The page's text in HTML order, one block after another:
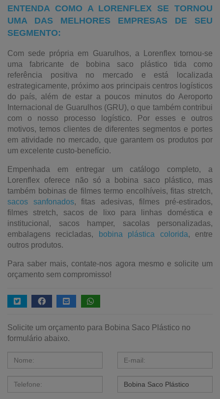
ENTENDA COMO A LORENFLEX SE TORNOU
UMA DAS MELHORES EMPRESAS DE SEU
SEGMENTO:
Com sede própria em Guarulhos, a Lorenflex tornou-se
uma fabricante de bobina saco plástico tida como
referência positiva no mercado e está localizada
estrategicamente, próximo aos principais centros logísticos
do país, além de estar a poucos minutos do Aeroporto
Internacional de Guarulhos (GRU), o que também contribui
com o nosso processo logístico. Por esses e outros
motivos, temos clientes de diferentes segmentos e portes
em atividade no mercado, que garantem os produtos por
um excelente custo-benefício.
Empenhada em entregar um catálogo completo, a
Lorenflex oferece não só a bobina saco plástico, mas
também bobinas de filmes termo encolhíveis, fitas stretch,
sacos sanfonados, fitas adesivas, filmes pré-estirados,
filmes stretch, sacos de lixo para linhas doméstica e
institucional, sacos hamper, sacolas personalizadas,
embalagens recicladas,
bobina plástica colorida, entre
outros produtos.
Para saber mais, contate-nos agora mesmo e solicite um
orçamento sem compromisso!
Solicite um orçamento para Bobina Saco Plástico no
formulário abaixo.